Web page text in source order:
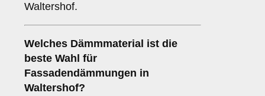
Waltershof.
Welches Dämmmaterial ist die
beste Wahl für
Fassadendämmungen in
Waltershof?